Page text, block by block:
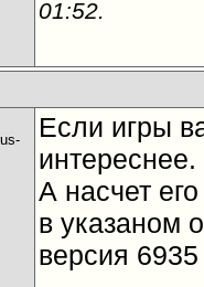
01:52.
Если игры
интереснее.
А насчет
в указаном
версия